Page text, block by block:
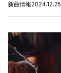
新曲情報2024.12.25